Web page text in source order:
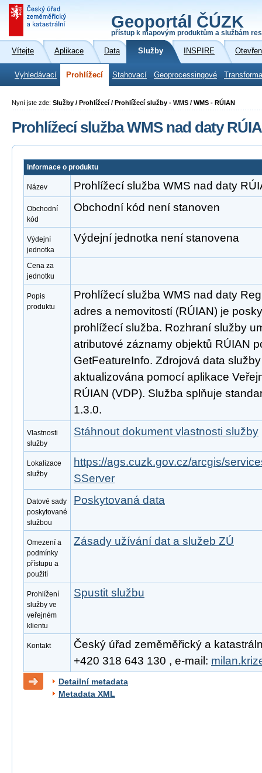
Geoportál ČÚZK
přístup k mapovým produktům a službám
Vítejte Aplikace Data Služby INSPIRE
Vyhledávací Prohlížecí Stahovací Geoprocessingové
Nyní jste zde: Služby / Prohlížecí / Prohlížecí služby - WMS / WMS - RÚIAN
Prohlížecí služba WMS nad daty
Informace o produktu
Název Prohlížecí služba WMS nad daty
Obchodní
kód
Obchodní kód není stanoven
Výdejní
jednotka
Výdejní jednotka není stanovena
Cena za
jednotku
Popis
produktu
Prohlížecí služba WMS nad daty
adres a nemovitostí (RÚIAN) je
prohlížecí služba. Rozhraní služby
atributové záznamy objektů RÚIAN
GetFeatureInfo. Zdrojová data
aktualizována pomocí aplikace
RÚIAN (VDP). Služba splňuje
1.3.0.
Vlastnosti
služby
Stáhnout dokument vlastnosti služby
Lokalizace
služby
https://ags.cuzk.gov.cz/arcgis/
SServer
Datové sady
poskytované
službou
Poskytovaná data
Omezení a
podmínky
přístupu a
použití
Zásady užívání dat a služeb ZÚ
Prohlížení
služby ve
veřejném
klientu
Spustit službu
Kontakt
Český úřad zeměměřický a
+420 318 643 130 , e-mail:
Detailní metadata
Metadata XML